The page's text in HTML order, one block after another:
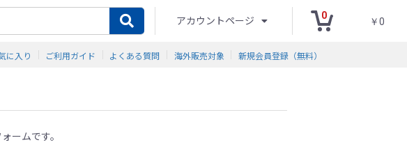
アカウントページ 0
￥0
に入り ご利用ガイド よくある質問 海外販売対象 新規会員登録（無料）
ームです。